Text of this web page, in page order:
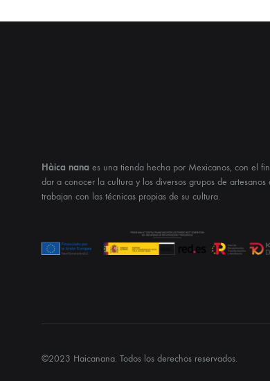
Hàica nana es una tienda hecha por Mexicanos, con el
dar a conocer la cultura y los diversos grupos de artesanos
trabajan con las técnicas propias de su cultura.
©2023 Haicanana. Todos los derechos reservados.